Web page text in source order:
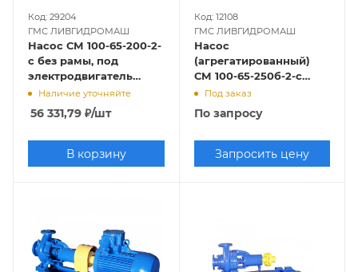
Код: 29204
ГМС ЛИВГИДРОМАШ
Насос СМ 100-65-200-2-
с без рамы, под
электродвигатель
37х3000
Наличие уточняйте
56 331,79 ₽/шт
В корзину
Код: 12108
ГМС ЛИВГИДРОМАШ
Насос
(агрегатированный)
СМ 100-65-250б-2-с
(30х3000)
Под заказ
По запросу
Запросить цену